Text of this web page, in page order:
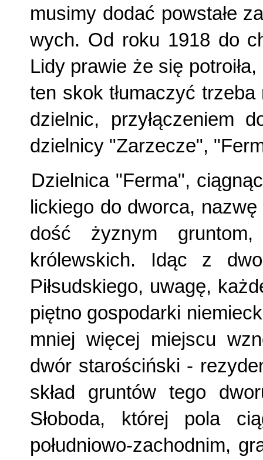
musimy dodać powstałe
wych. Od roku 1918 do
Lidy prawie że się
ten skok tłumaczyć
dzielnic, przy­łączeniem
dzielnicy "Zarzecze",
Dzielnica "Ferma",
lickiego do dworca,
dość żyznym
królewskich. Idąc z
Piłsudskiego, uwagę,
piętno gospodarki
mniej więcej miejscu
dwór starościński -
skład gruntów tego
Słoboda, której pola
południowo-zachodnim,